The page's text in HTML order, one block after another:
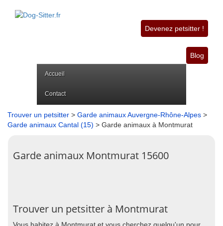
Devenez petsitter !
Blog
Accueil
Contact
Trouver un petsitter > Garde animaux Auvergne-Rhône-Alpes >
Garde animaux Cantal (15) > Garde animaux à Montmurat
Garde animaux Montmurat 15600
Trouver un petsitter à Montmurat